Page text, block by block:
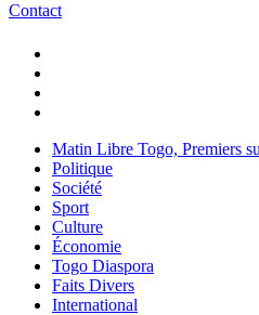
Contact
Matin Libre Togo, Premiers
Politique
Société
Sport
Culture
Économie
Togo Diaspora
Faits Divers
International